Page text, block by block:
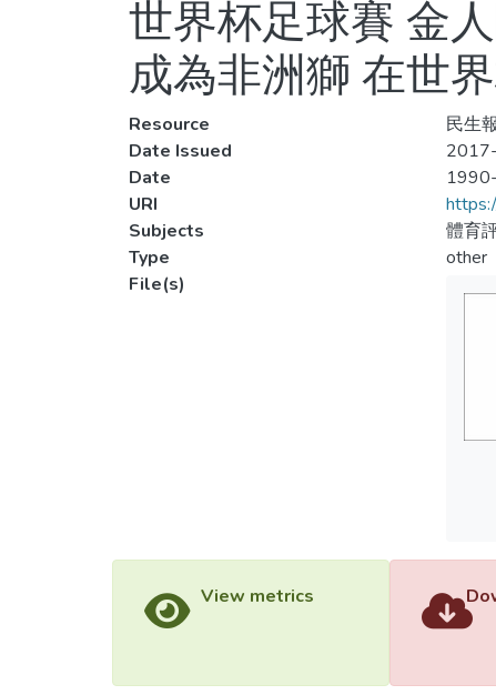
世界杯足球賽 金
成為非洲獅 在世
Resource
民生
Date Issued
Date
URI
Subjects
體育
Type
other
File(s)
View metrics